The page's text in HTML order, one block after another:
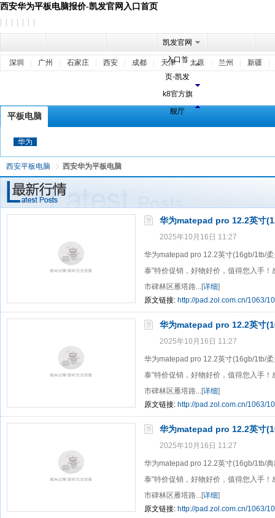
西安华为平板电脑报价-凯发官网入口首页
凯发官网
入口首
页-凯发
k8官方旗
舰厅
深圳 广州 石家庄 西安 成都 天津 | 太原 兰州 新疆
平板电脑
华为
西安平板电脑 西安华为平板电脑
华为matepad pro 12.2英寸
2025年10月16日 11:27
华为matepad pro 12.2英寸(16gb/1tb/
泰”特价促销，好物好价，值得您入手
市碑林区雁塔路...[详细]
原文链接: http://pad.zol.com.cn/1063/
华为matepad pro 12.2英寸
2025年10月16日 11:27
华为matepad pro 12.2英寸(16gb/1tb/
泰”特价促销，好物好价，值得您入手
市碑林区雁塔路...[详细]
原文链接: http://pad.zol.com.cn/1063/
华为matepad pro 12.2英寸
2025年10月16日 11:27
华为matepad pro 12.2英寸(16gb/1tb/
泰”特价促销，好物好价，值得您入手
市碑林区雁塔路...[详细]
原文链接: http://pad.zol.com.cn/1063/